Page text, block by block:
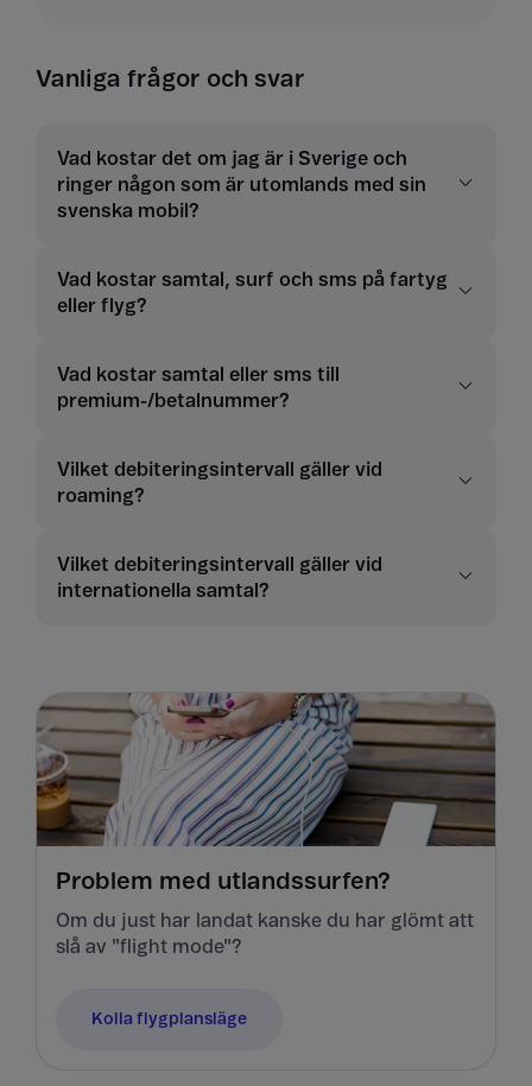
Vanliga frågor och svar
Vad kostar det om jag är i Sverige och
ringer någon som är utomlands med sin
svenska mobil?
Vad kostar samtal, surf och sms på fartyg
eller flyg?
Vad kostar samtal eller sms till
premium-/betalnummer?
Vilket debiteringsintervall gäller vid
roaming?
Vilket debiteringsintervall gäller vid
internationella samtal?
Problem med utlandssurfen?
Om du just har landat kanske du har glömt att
slå av "flight mode"?
Kolla flygplansläge